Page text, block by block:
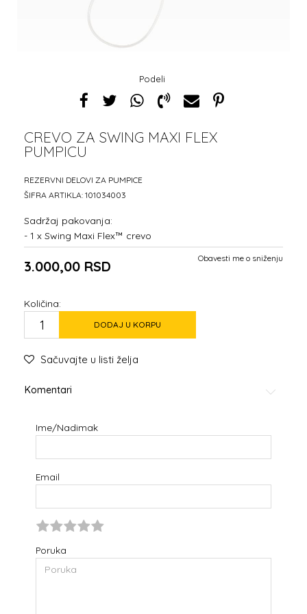
Podeli
CREVO ZA SWING MAXI FLEX
PUMPICU
REZERVNI DELOVI ZA PUMPICE
ŠIFRA ARTIKLA: 101034003
Sadržaj pakovanja:
- 1 x Swing Maxi Flex™ crevo
3.000,00 RSD Obavesti me o sniženju
Količina:
DODAJ U KORPU
Sačuvajte u listi želja
Komentari
Ime/Nadimak
Email
Poruka